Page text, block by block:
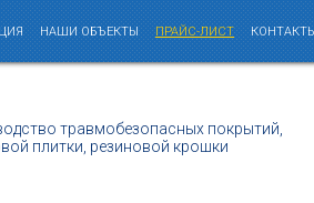
НАШИ ОБЪЕКТЫ ПРАЙС-ЛИСТ
травмобезопасных покрытий,
плитки, резиновой крошки